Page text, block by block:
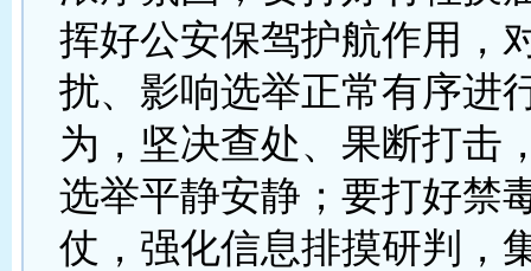
挥好公安保驾护航作用，
扰、影响选举正常有序进
为，坚决查处、果断打击
选举平静安静；要打好禁
仗，强化信息排摸研判，